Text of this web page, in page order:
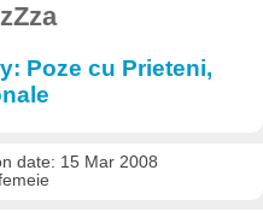
Poze cu Prieteni,
date: 15 Mar 2008